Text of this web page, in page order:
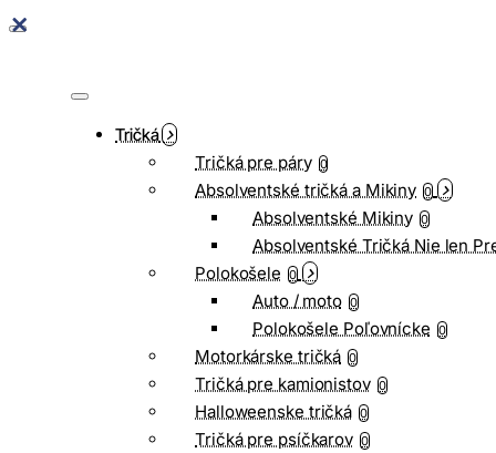
Tričká
Tričká pre páry 0
Absolventské tričká a Mikiny 0
Absolventské Mikiny 0
Absolventské Tričká Nie len
Polokošele 0
Auto / moto 0
Polokošele Poľovnícke 0
Motorkárske tričká 0
Tričká pre kamionistov 0
Halloweenske tričká 0
Tričká pre psíčkarov 0